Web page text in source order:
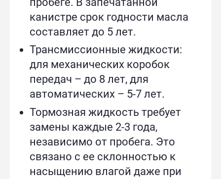
канистре срок годности масла
составляет до 5 лет.
Трансмиссионные жидкости:
для механических коробок
передач – до 8 лет, для
автоматических – 5-7 лет.
Тормозная жидкость требует
замены каждые 2-3 года,
независимо от пробега. Это
связано с ее склонностью к
насыщению влагой даже при